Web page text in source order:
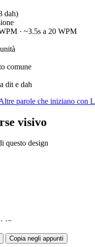
dah)
· ~3.5s a 20 WPM
comune
dit e dah
parole che iniziano con L
visivo
questo design
· ·−
Copia negli appunti